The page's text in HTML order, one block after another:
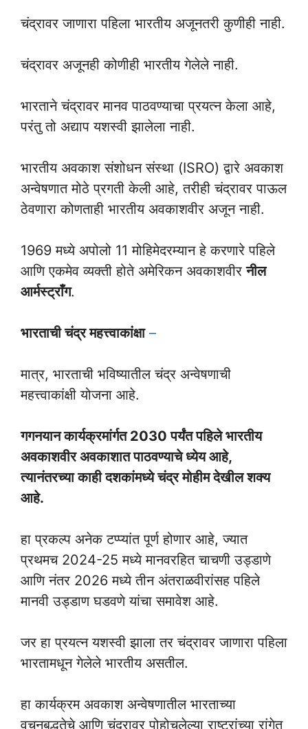
चंद्रावर जाणारा पहिला भारतीय अजूनतरी कुणीही नाही.
चंद्रावर अजूनही कोणीही भारतीय गेलेले नाही.
भारताने चंद्रावर मानव पाठवण्याचा प्रयत्न केला आहे,
परंतु तो अद्याप यशस्वी झालेला नाही.
भारतीय अवकाश संशोधन संस्था (ISRO) द्वारे अवकाश
अन्वेषणात मोठे प्रगती केली आहे, तरीही चंद्रावर पाऊल
ठेवणारा कोणताही भारतीय अवकाशवीर अजून नाही.
1969 मध्ये अपोलो 11 मोहिमेदरम्यान हे करणारे पहिले
आणि एकमेव व्यक्ती होते अमेरिकन अवकाशवीरनील
आर्मस्ट्राँग.
भारताची चंद्र महत्त्वाकांक्षा–
मात्र, भारताची भविष्यातील चंद्र अन्वेषणाची
महत्त्वाकांक्षी योजना आहे.
गगनयान कार्यक्रमांर्गत 2030 पर्यंत पहिले भारतीय
अवकाशवीर अवकाशात पाठवण्याचे ध्येय आहे,
त्यानंतरच्या काही दशकांमध्ये चंद्र मोहीम देखील शक्य
आहे.
हा प्रकल्प अनेक टप्प्यांत पूर्ण होणार आहे, ज्यात
प्रथमच 2024-25 मध्ये मानवरहित चाचणी उड्डाणे
आणि नंतर 2026 मध्ये तीन अंतराळवीरांसह पहिले
मानवी उड्डाण घडवणे यांचा समावेश आहे.
जर हा प्रयत्न यशस्वी झाला तर चंद्रावर जाणारा पहिला
भारतामधून गेलेले भारतीय असतील.
हा कार्यक्रम अवकाश अन्वेषणातील भारताच्या
वचनबद्धतेचे आणि चंद्रावर पोहोचलेल्या राष्ट्रांच्या रांगेत